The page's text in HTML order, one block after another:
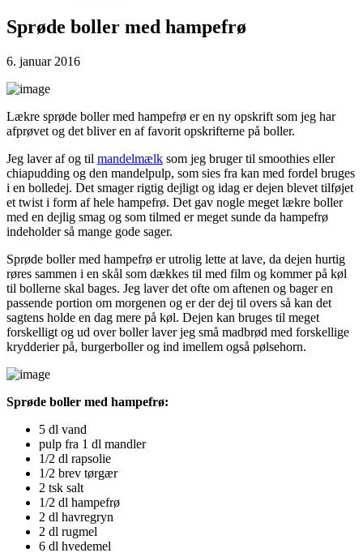
Sprøde boller med hampefrø
6. januar 2016
Lækre sprøde boller med hampefrø er en ny opskrift som jeg har
afprøvet og det bliver en af favorit opskrifterne på boller.
Jeg laver af og til mandelmælk som jeg bruger til smoothies eller
chiapudding og den mandelpulp, som sies fra kan med fordel bruges
i en bolledej. Det smager rigtig dejligt og idag er dejen blevet tilføjet
et twist i form af hele hampefrø. Det gav nogle meget lækre boller
med en dejlig smag og som tilmed er meget sunde da hampefrø
indeholder så mange gode sager.
Sprøde boller med hampefrø er utrolig lette at lave, da dejen hurtig
røres sammen i en skål som dækkes til med film og kommer på køl
til bollerne skal bages. Jeg laver det ofte om aftenen og bager en
passende portion om morgenen og er der dej til overs så kan det
sagtens holde en dag mere på køl. Dejen kan bruges til meget
forskelligt og ud over boller laver jeg små madbrød med forskellige
krydderier på, burgerboller og ind imellem også pølsehorn.
Sprøde boller med hampefrø:
5 dl vand
pulp fra 1 dl mandler
1/2 dl rapsolie
1/2 brev tørgær
2 tsk salt
1/2 dl hampefrø
2 dl havregryn
2 dl rugmel
6 dl hvedemel